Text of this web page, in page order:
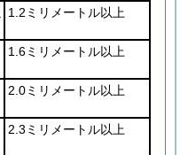
1.2ミリメートル以上
1.6ミリメートル以上
2.0ミリメートル以上
2.3ミリメートル以上